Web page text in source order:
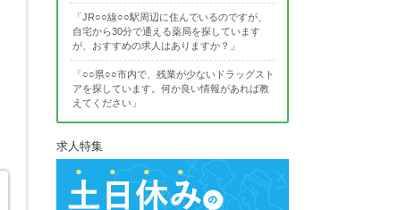
「JR○○線○○駅周辺に住んでいるのですが、
自宅から30分で通える薬局を探しています
が、おすすめの求人はありますか？」
「○○県○○市内で、残業が少ないドラッグスト
アを探しています。何か良い情報があれば教
えてください」
求人特集